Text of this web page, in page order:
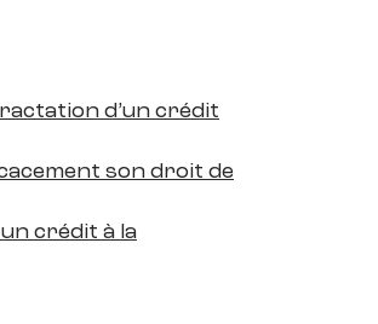
d’un crédit
son droit de
crédit à la